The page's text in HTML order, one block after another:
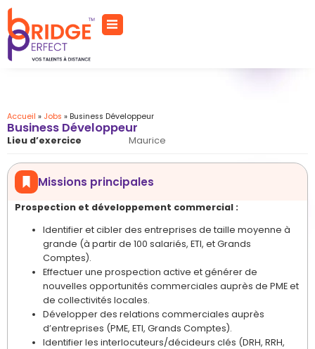
Accueil » Jobs » Business Développeur
Business Développeur
Lieu d’exercice Maurice
Missions principales
Prospection et développement commercial :
Identifier et cibler des entreprises de taille moyenne à
grande (à partir de 100 salariés, ETI, et Grands
Comptes).
Effectuer une prospection active et générer de
nouvelles opportunités commerciales auprès de PME et
de collectivités locales.
Développer des relations commerciales auprès
d’entreprises (PME, ETI, Grands Comptes).
Identifier les interlocuteurs/décideurs clés (DRH, RRH,